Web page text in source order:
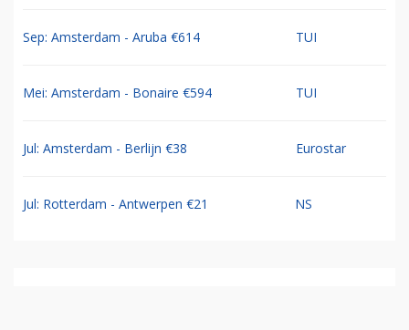
Sep: Amsterdam - Aruba €614 TUI
Mei: Amsterdam - Bonaire €594 TUI
Jul: Amsterdam - Berlijn €38 Eurostar
Jul: Rotterdam - Antwerpen €21 NS